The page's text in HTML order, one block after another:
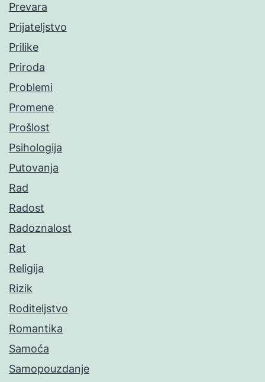
Prevara
Prijateljstvo
Prilike
Priroda
Problemi
Promene
Prošlost
Psihologija
Putovanja
Rad
Radost
Radoznalost
Rat
Religija
Rizik
Roditeljstvo
Romantika
Samoća
Samopouzdanje